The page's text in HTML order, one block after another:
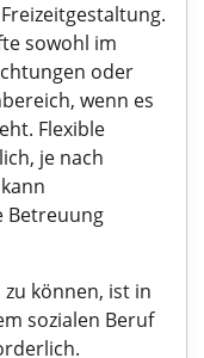
sowohl im
oder
wenn es
Flexible
je nach
Betreuung
können, ist in
sozialen Beruf